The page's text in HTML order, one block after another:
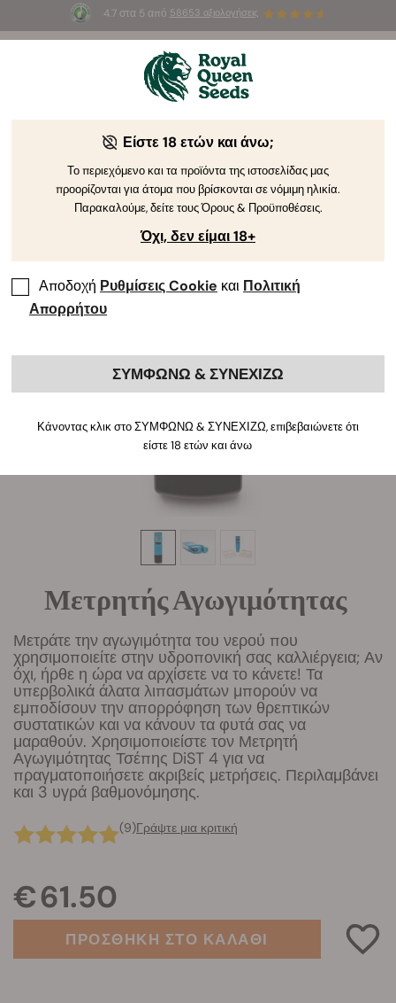
4.7 στα 5 από 58653 αξιολογήσεις
Summer Sales : Έως και -50%
προϊόντα! ⏤
Μετρητής Αγωγιμότητας
Μετράτε την αγωγιμότητα του νερού που
χρησιμοποιείτε στην υδροπονική σας καλλιέργεια; Αν
όχι, ήρθε η ώρα να αρχίσετε να το κάνετε! Τα
υπερβολικά άλατα λιπασμάτων μπορούν να
εμποδίσουν την απορρόφηση των θρεπτικών
συστατικών και να κάνουν τα φυτά σας να
μαραθούν. Χρησιμοποιείστε τον Μετρητή
Αγωγιμότητας Τσέπης DiST 4 για να
πραγματοποιήσετε ακριβείς μετρήσεις. Περιλαμβάνει
και 3 υγρά βαθμονόμησης.
(9)Γράψτε μια κριτική
€ 61.50
ΠΡΟΣΘΗΚΗ ΣΤΟ ΚΑΛΑΘΙ
Είστε 18 ετών και άνω;
Το περιεχόμενο και τα προϊόντα της ιστοσελίδας μας
προορίζονται για άτομα που βρίσκονται σε νόμιμη ηλικία.
Παρακαλούμε, δείτε τους Όρους & Προϋποθέσεις.
Όχι, δεν είμαι 18+
Αποδοχή Ρυθμίσεις Cookie και Πολιτική
Απορρήτου
ΣΥΜΦΩΝΩ & ΣΥΝΕΧΙΖΩ
Κάνοντας κλικ στο ΣΥΜΦΩΝΩ & ΣΥΝΕΧΙΖΩ, επιβεβαιώνετε ότι
είστε 18 ετών και άνω